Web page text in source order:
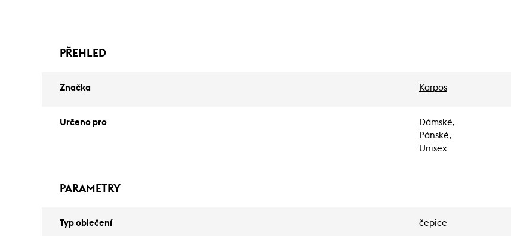
PŘEHLED
Značka Karpos
Určeno pro
Dámské,
Pánské,
Unisex
PARAMETRY
Typ oblečení čepice